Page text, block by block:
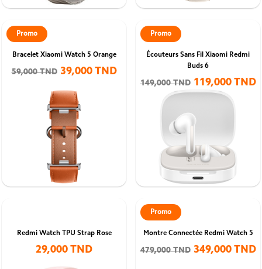
Bracelet Xiaomi Watch 5 Orange
59,000 TND 39,000 TND
Promo
Écouteurs Sans Fil Xiaomi Redmi
Buds 6
149,000 TND 119,000 TND
Promo
Redmi Watch TPU Strap Rose
29,000 TND
Montre Connectée Redmi Watch 5
479,000 TND 349,000 TND
Promo